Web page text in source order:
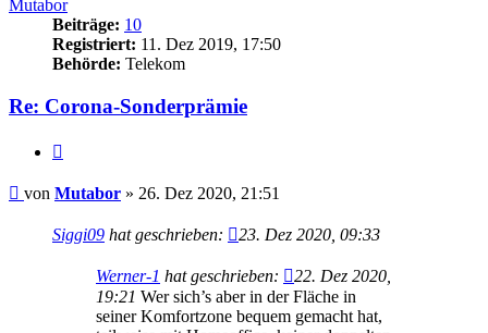
Mutabor
Beiträge: 10
Registriert: 11. Dez 2019, 17:50
Behörde: Telekom
Re: Corona-Sonderprämie
Beitrag
von Mutabor » 26. Dez 2020, 21:51
Siggi09 hat geschrieben: 23. Dez 2020, 09:33
Werner-1 hat geschrieben:
22. Dez 2020,
19:21 Wer sich’s aber in der Fläche in
seiner Komfortzone bequem gemacht hat,